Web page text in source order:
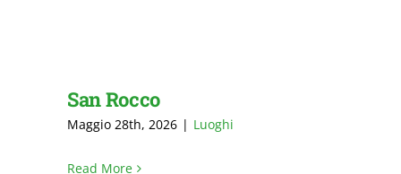
San Rocco
Maggio 28th, 2026 | Luoghi
Read More